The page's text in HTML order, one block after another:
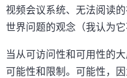
视频会议系统、无法阅读
世界问题的观念（我认为它
当从可访问性和可用性的
可能性和限制。可能性，